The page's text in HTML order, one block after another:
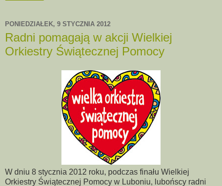
PONIEDZIAŁEK, 9 STYCZNIA 2012
Radni pomagają w akcji Wielkiej
Orkiestry Świątecznej Pomocy
W dniu 8 stycznia 2012 roku, podczas finału Wielkiej
Orkiestry Świątecznej Pomocy w Luboniu, lubońscy radni